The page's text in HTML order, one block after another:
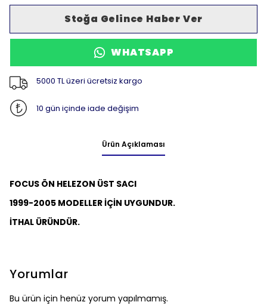
Stoğa Gelince Haber Ver
WHATSAPP
5000 TL üzeri ücretsiz kargo
10 gün içinde iade değişim
Ürün Açıklaması
FOCUS ÖN HELEZON ÜST SACI
1999-2005 MODELLER İÇİN UYGUNDUR.
İTHAL ÜRÜNDÜR.
Yorumlar
Bu ürün için henüz yorum yapılmamış.